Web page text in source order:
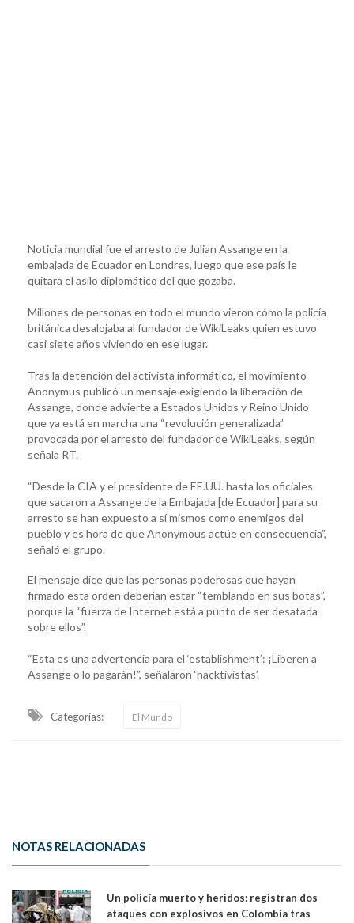
Noticia mundial fue el arresto de Julian Assange en la
embajada de Ecuador en Londres, luego que ese país le
quitara el asilo diplomático del que gozaba.
Millones de personas en todo el mundo vieron cómo la policía
británica desalojaba al fundador de WikiLeaks quien estuvo
casi siete años viviendo en ese lugar.
Tras la detención del activista informático, el movimiento
Anonymus publicó un mensaje exigiendo la liberación de
Assange, donde advierte a Estados Unidos y Reino Unido
que ya está en marcha una “revolución generalizada”
provocada por el arresto del fundador de WikiLeaks, según
señala RT.
“Desde la CIA y el presidente de EE.UU. hasta los oficiales
que sacaron a Assange de la Embajada [de Ecuador] para su
arresto se han expuesto a sí mismos como enemigos del
pueblo y es hora de que Anonymous actúe en consecuencia”,
señaló el grupo.
El mensaje dice que las personas poderosas que hayan
firmado esta orden deberían estar “temblando en sus botas”,
porque la “fuerza de Internet está a punto de ser desatada
sobre ellos”.
“Esta es una advertencia para el ‘establishment’: ¡Liberen a
Assange o lo pagarán!”, señalaron ‘hacktivistas’.
Categorias: El Mundo
NOTAS RELACIONADAS
Un policía muerto y heridos: registran dos
ataques con explosivos en Colombia tras